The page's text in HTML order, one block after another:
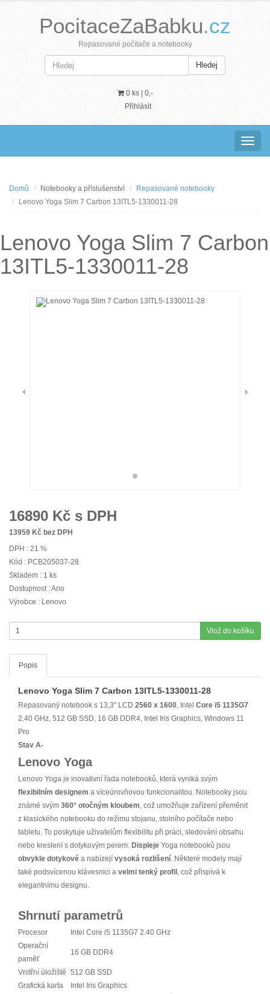
PocitaceZaBabku.cz
Repasované počítače a notebooky
Hledej
0 ks | 0,-
Přihlásit
Domů Notebooky a příslušenství
Repasované notebooky
Lenovo Yoga Slim 7 Carbon 13ITL5-1330011-28
Lenovo Yoga Slim 7 Carbon
13ITL5-1330011-28
16890 Kč s DPH
13959 Kč bez DPH
DPH : 21 %
Kód : PCB205037-28
Skladem : 1 ks
Dostupnost : Ano
Výrobce : Lenovo
Vlož do košíku
Popis
Lenovo Yoga Slim 7 Carbon 13ITL5-1330011-28
Repasovaný notebook s 13,3" LCD 2560 x 1600, Intel Core i5 1135G7
2.40 GHz, 512 GB SSD, 16 GB DDR4, Intel Iris Graphics, Windows 11
Pro
Stav A-
Lenovo Yoga
Lenovo Yoga je inovativní řada notebooků, která vyniká svým
flexibilním designem a víceúrovňovou funkcionalitou. Notebooky jsou
známé svým 360° otočným kloubem, což umožňuje zařízení přeměnit
z klasického notebooku do režimu stojanu, stolního počítače nebo
tabletu. To poskytuje uživatelům flexibilitu při práci, sledování obsahu
nebo kreslení s dotykovým perem. Displeje Yoga notebooků jsou
obvykle dotykové a nabízejí vysoká rozlišení. Některé modely mají
také podsvícenou klávesnici a velmi tenký profil , což přispívá k
elegantnímu designu.
Shrnutí parametrů
Procesor
Intel Core i5 1135G7 2.40 GHz
Operační
paměť
16 GB DDR4
Vnitřní úložiště 512 GB SSD
Grafická karta
Intel Iris Graphics